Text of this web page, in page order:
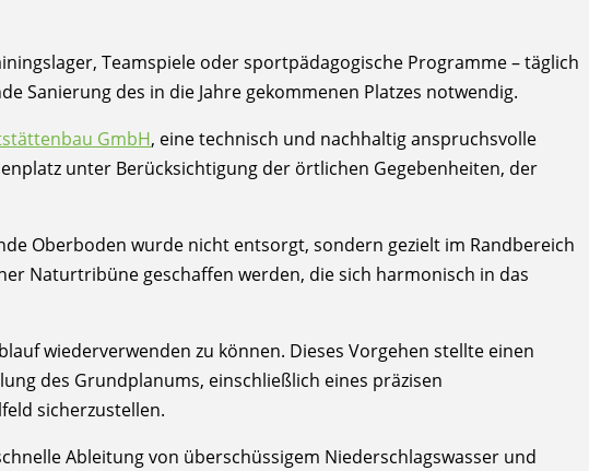
Teamspiele oder sportpädagogische Programme – täglich
Sanierung des in die Jahre gekommenen Platzes notwendig.
GmbH, eine technisch und nachhaltig anspruchsvolle
unter Berücksichtigung der örtlichen Gegebenheiten, der
Oberboden wurde nicht entsorgt, sondern gezielt im Randbereich
Naturtribüne geschaffen werden, die sich harmonisch in das
wiederverwenden zu können. Dieses Vorgehen stellte einen
des Grundplanums, einschließlich eines präzisen
sicherzustellen.
Ableitung von überschüssigem Niederschlagswasser und